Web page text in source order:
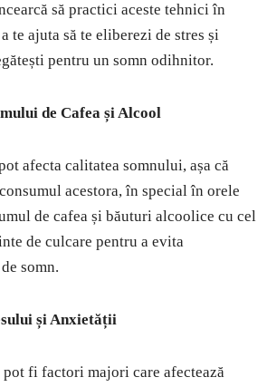
să practici aceste tehnici în
te ajuta să te eliberezi de stres și
pentru un somn odihnitor.
de Cafea și Alcool
afecta calitatea somnului, așa că
acestora, în special în orele
de cafea și băuturi alcoolice cu cel
de culcare pentru a evita
somn.
și Anxietății
pot fi factori majori care afectează